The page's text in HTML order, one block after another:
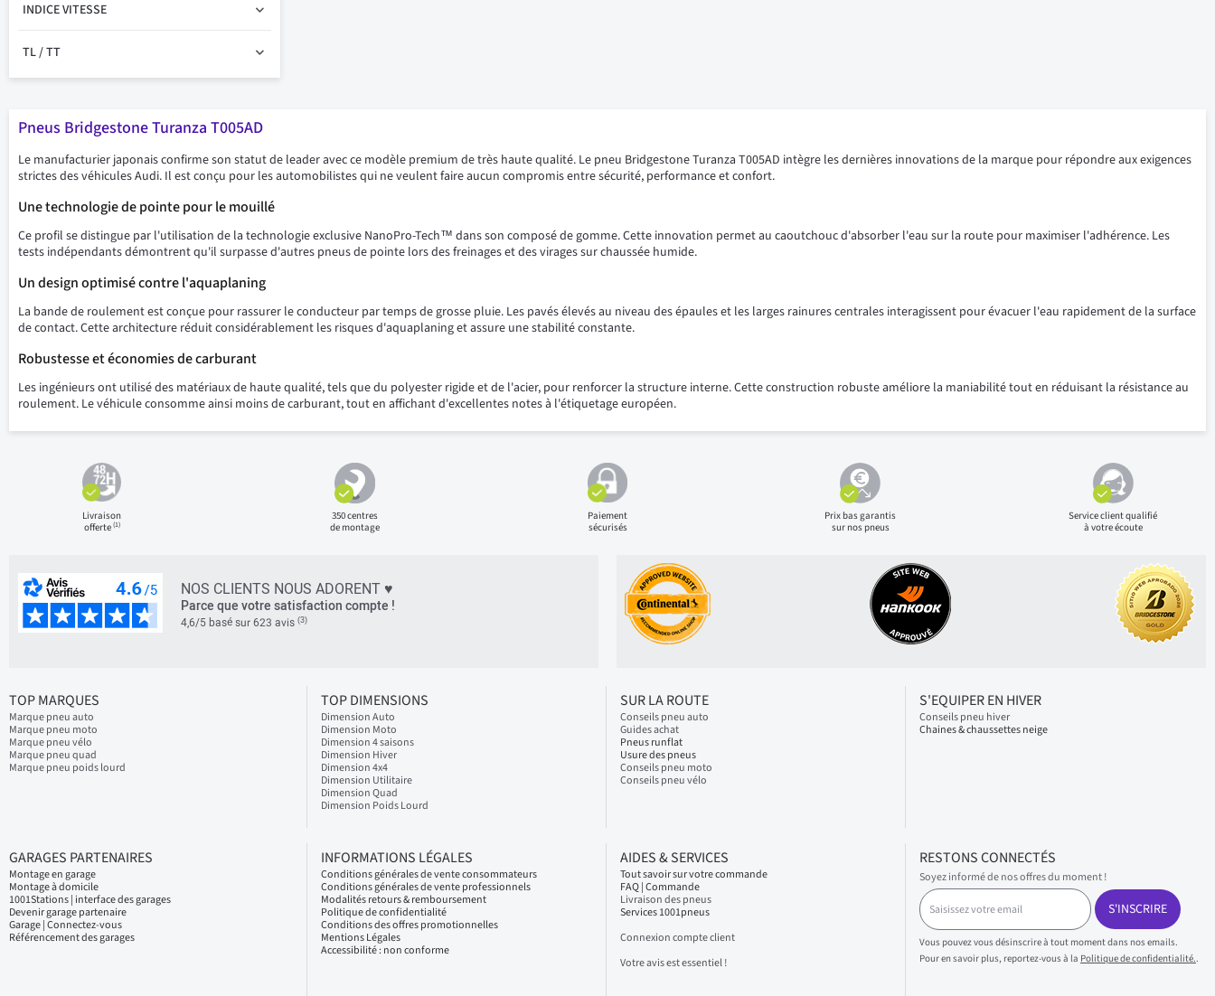
INDICE VITESSE
TL / TT
Pneus Bridgestone Turanza T005AD
Le manufacturier japonais confirme son statut de leader avec ce modèle premium de très haute qualité. Le pneu Bridgestone Turanza T005AD intègre les dernières innovations de la marque pour répondre aux exigences
strictes des véhicules Audi. Il est conçu pour les automobilistes qui ne veulent faire aucun compromis entre sécurité, performance et confort.
Une technologie de pointe pour le mouillé
Ce profil se distingue par l'utilisation de la technologie exclusive NanoPro-Tech™ dans son composé de gomme. Cette innovation permet au caoutchouc d'absorber l'eau sur la route pour maximiser l'adhérence. Les
tests indépendants démontrent qu'il surpasse d'autres pneus de pointe lors des freinages et des virages sur chaussée humide.
Un design optimisé contre l'aquaplaning
La bande de roulement est conçue pour rassurer le conducteur par temps de grosse pluie. Les pavés élevés au niveau des épaules et les larges rainures centrales interagissent pour évacuer l'eau rapidement de la surface
de contact. Cette architecture réduit considérablement les risques d'aquaplaning et assure une stabilité constante.
Robustesse et économies de carburant
Les ingénieurs ont utilisé des matériaux de haute qualité, tels que du polyester rigide et de l'acier, pour renforcer la structure interne. Cette construction robuste améliore la maniabilité tout en réduisant la résistance au
roulement. Le véhicule consomme ainsi moins de carburant, tout en affichant d'excellentes notes à l'étiquetage européen.
Livraison
offerte(1)
350 centres
de montage
Paiement
sécurisés
Prix basgarantis
sur nos pneus
Service client qualifié
à votre écoute
NOS CLIENTS NOUS ADORENT ♥
Parce que votre satisfaction compte !
4,6/5 basé sur 623 avis (3)
TOP MARQUES
Marque pneu auto
Marque pneu moto
Marque pneu vélo
Marque pneu quad
Marque pneu poids lourd
TOP DIMENSIONS
Dimension Auto
Dimension Moto
Dimension 4 saisons
Dimension Hiver
Dimension 4x4
Dimension Utilitaire
Dimension Quad
Dimension Poids Lourd
SUR LA ROUTE
Conseils pneu auto
Guides achat
Pneus runflat
Usure des pneus
Conseils pneu moto
Conseils pneu vélo
S'EQUIPER EN HIVER
Conseils pneu hiver
Chaines & chaussettes neige
GARAGES PARTENAIRES
Montage en garage
Montage à domicile
1001Stations | interface des garages
Devenir garage partenaire
Garage | Connectez-vous
Référencement des garages
INFORMATIONS LÉGALES
Conditions générales de vente consommateurs
Conditions générales de vente professionnels
Modalités retours & remboursement
Politique de confidentialité
Conditions des offres promotionnelles
Mentions Légales
Accessibilité : non conforme
AIDES & SERVICES
Tout savoir sur votre commande
FAQ | Commande
Livraison des pneus
Services 1001pneus
Connexion compte client
Votre avis est essentiel !
RESTONS CONNECTÉS
Soyez informé de nos offres du moment !
S
a
s
i
S'INSCRIRE
Vous pouvez vous désinscrire à tout moment dans nos emails.
Pour en savoir plus, reportez-vous à la Politique de confidentialité..